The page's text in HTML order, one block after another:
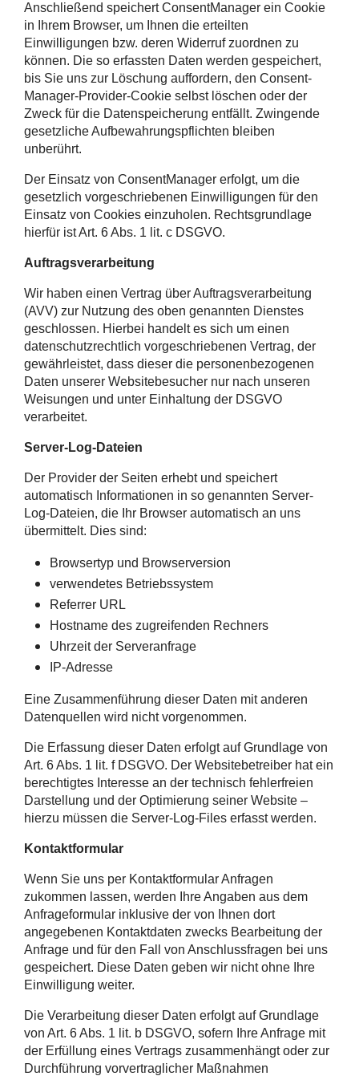
Anschließend speichert ConsentManager ein Cookie
in Ihrem Browser, um Ihnen die erteilten
Einwilligungen bzw. deren Widerruf zuordnen zu
können. Die so erfassten Daten werden gespeichert,
bis Sie uns zur Löschung auffordern, den Consent-
Manager-Provider-Cookie selbst löschen oder der
Zweck für die Datenspeicherung entfällt. Zwingende
gesetzliche Aufbewahrungspflichten bleiben
unberührt.
Der Einsatz von ConsentManager erfolgt, um die
gesetzlich vorgeschriebenen Einwilligungen für den
Einsatz von Cookies einzuholen. Rechtsgrundlage
hierfür ist Art. 6 Abs. 1 lit. c DSGVO.
Auftragsverarbeitung
Wir haben einen Vertrag über Auftragsverarbeitung
(AVV) zur Nutzung des oben genannten Dienstes
geschlossen. Hierbei handelt es sich um einen
datenschutzrechtlich vorgeschriebenen Vertrag, der
gewährleistet, dass dieser die personenbezogenen
Daten unserer Websitebesucher nur nach unseren
Weisungen und unter Einhaltung der DSGVO
verarbeitet.
Server-Log-Dateien
Der Provider der Seiten erhebt und speichert
automatisch Informationen in so genannten Server-
Log-Dateien, die Ihr Browser automatisch an uns
übermittelt. Dies sind:
Browsertyp und Browserversion
verwendetes Betriebssystem
Referrer URL
Hostname des zugreifenden Rechners
Uhrzeit der Serveranfrage
IP-Adresse
Eine Zusammenführung dieser Daten mit anderen
Datenquellen wird nicht vorgenommen.
Die Erfassung dieser Daten erfolgt auf Grundlage von
Art. 6 Abs. 1 lit. f DSGVO. Der Websitebetreiber hat ein
berechtigtes Interesse an der technisch fehlerfreien
Darstellung und der Optimierung seiner Website –
hierzu müssen die Server-Log-Files erfasst werden.
Kontaktformular
Wenn Sie uns per Kontaktformular Anfragen
zukommen lassen, werden Ihre Angaben aus dem
Anfrageformular inklusive der von Ihnen dort
angegebenen Kontaktdaten zwecks Bearbeitung der
Anfrage und für den Fall von Anschlussfragen bei uns
gespeichert. Diese Daten geben wir nicht ohne Ihre
Einwilligung weiter.
Die Verarbeitung dieser Daten erfolgt auf Grundlage
von Art. 6 Abs. 1 lit. b DSGVO, sofern Ihre Anfrage mit
der Erfüllung eines Vertrags zusammenhängt oder zur
Durchführung vorvertraglicher Maßnahmen